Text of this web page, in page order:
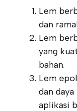
Lem
dan
Lem
yang
bahan.
Lem
dan
aplikasi